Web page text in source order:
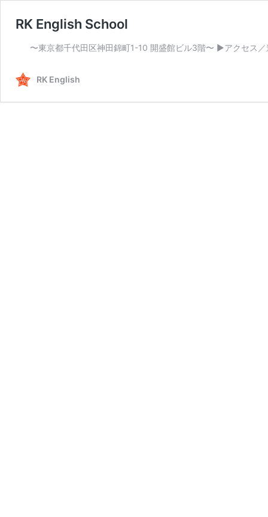
RK English School
〜東京都千代田区神田錦町1-10 開盛館ビル3階〜 ▶︎アク
RK English